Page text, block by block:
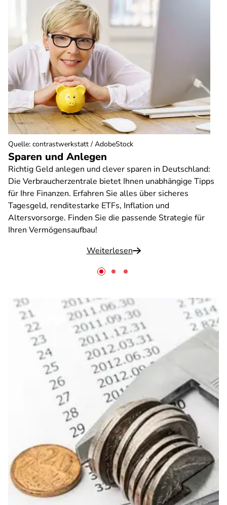
Sparen und Anlegen
Richtig Geld anlegen und clever sparen in Deutschland:
Die Verbraucherzentrale bietet Ihnen unabhängige Tipps
für Ihre Finanzen. Erfahren Sie alles über sicheres
Tagesgeld, renditestarke ETFs, Inflation und
Altersvorsorge. Finden Sie die passende Strategie für
Ihren Vermögensaufbau!
Weiterlesen
Quelle: contrastwerkstatt / AdobeStock